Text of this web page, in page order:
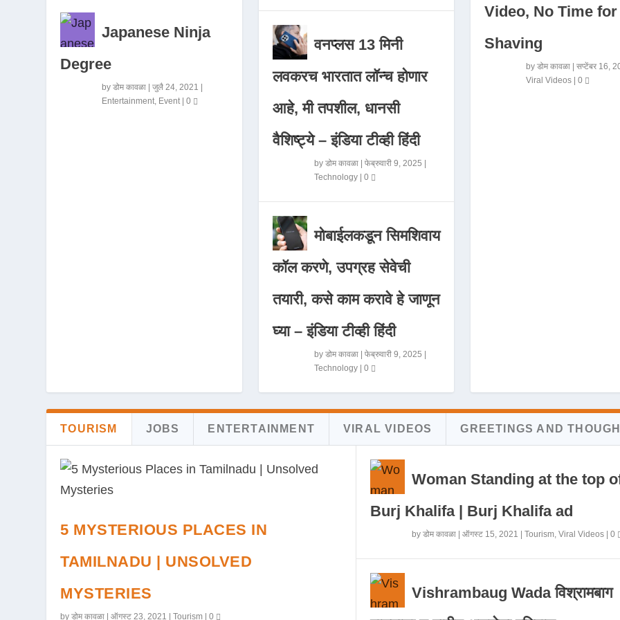
Japanese Ninja
Degree
byडोम कावळा |जुलै 24, 2021
Entertainment, Event|0
वनप्लस 13 मिनी
लवकरच भारतात लॉन्च होणार
आहे, मी तपशील, धानसी
वैशिष्ट्ये – इंडिया टीव्ही हिंदी
by डोम कावळा| फेब्रुवारी 9, 2025 |
Technology| 0
मोबाईलकडून सिमशिवाय
कॉल करणे, उपग्रह सेवेची
तयारी, कसे काम करावे हे जाणून
घ्या – इंडिया टीव्ही हिंदी
by डोम कावळा| फेब्रुवारी 9, 2025 |
Technology| 0
Video, No Time for
Shaving
by डोम कावळा| सप्टेंबर 16,
Viral Videos| 0
TOURISM JOBS ENTERTAINMENT VIRAL VIDEOS GREETINGS AND
5 MYSTERIOUS PLACES IN
TAMILNADU | UNSOLVED
MYSTERIES
byडोम कावळा |ऑगस्ट 23, 2021 |Tourism |0
Woman Standing at the top
Burj Khalifa | Burj Khalifa ad
by डोम कावळा| ऑगस्ट 15, 2021 | Tourism, Viral Videos| 0
Vishrambaug Wada विश्रामबाग